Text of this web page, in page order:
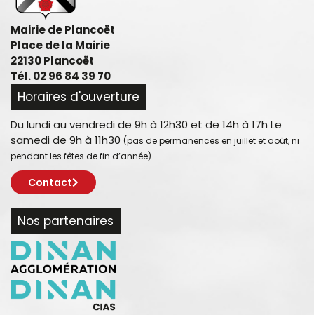
Mairie de Plancoët
Place de la Mairie
22130 Plancoët
Tél. 02 96 84 39 70
Horaires d'ouverture
Du lundi au vendredi de 9h à 12h30 et de 14h à 17h Le
samedi de 9h à 11h30 (pas de permanences en juillet et août, ni
pendant les fêtes de fin d’année)
Contact
Nos partenaires